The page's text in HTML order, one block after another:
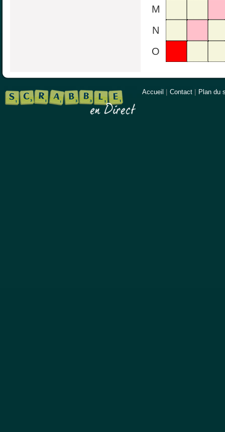
M
N
O
Accueil Contact Plan du